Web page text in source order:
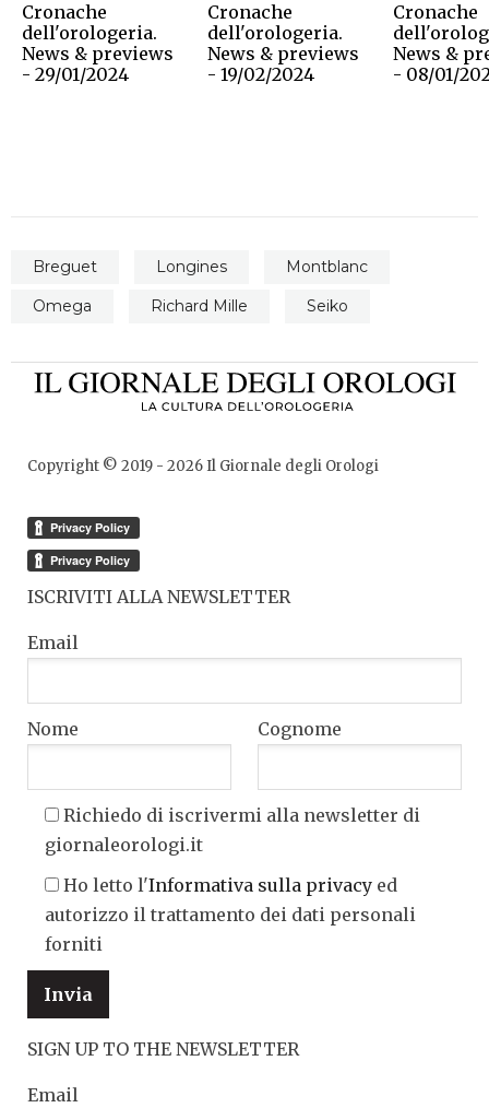
Cronache
dell'orologeria.
News & previews
- 29/01/2024
Cronache
dell'orologeria.
News & previews
- 19/02/2024
Cronache
News &
- 08/01/
Breguet Longines
Montblanc
Omega
Richard Mille Seiko
Copyright © 2019 - 2026Il Giornale degli Orologi
ISCRIVITI ALLA NEWSLETTER
Email
Nome Cognome
Richiedo di iscrivermi alla newsletter di
giornaleorologi.it
Ho letto l'Informativa sulla privacy ed
autorizzo il trattamento dei dati personali
forniti
SIGN UP TO THE NEWSLETTER
Email